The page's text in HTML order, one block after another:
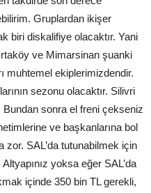
Gruplardan ikişer
biri diskalifiye olacaktır. Yani
ve Mimarsinan şuanki
muhtemel ekiplerimizdendir.
sezonu olacaktır. Silivri
Bundan sonra el freni çekseniz
ve başkanlarına bol
zor. SAL’da tutunabilmek için
yoksa eğer SAL’da
içinde 350 bin TL gerekli,